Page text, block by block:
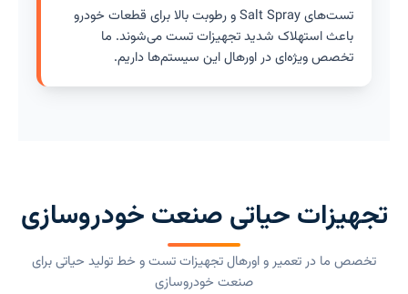
تست‌های Salt Spray و رطوبت بالا برای قطعات خودرو
باعث استهلاک شدید تجهیزات تست می‌شوند. ما
تخصص ویژه‌ای در اورهال این سیستم‌ها داریم.
تجهیزات حیاتی صنعت خودروسازی
تخصص ما در تعمیر و اورهال تجهیزات تست و خط تولید حیاتی برای
صنعت خودروسازی